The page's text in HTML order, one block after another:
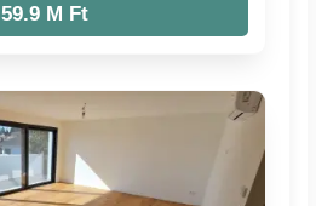
59.9 M Ft